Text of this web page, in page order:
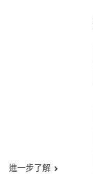
進一步了解